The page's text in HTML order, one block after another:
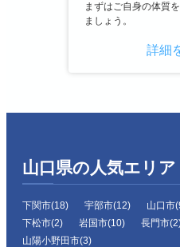
まずはご自身の体質
ましょう。
詳細
山口県の人気エリア
下関市(18) 宇部市(12) 山口市
下松市(2)
岩国市(10) 長門市
山陽小野田市(3)